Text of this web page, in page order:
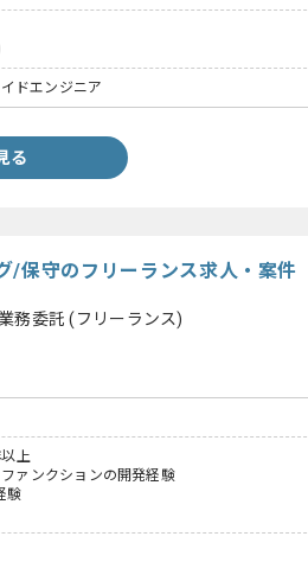
ドエンジニア
る
/保守のフリーランス求人・案件
務委託(フリーランス)
上
ァンクションの開発経験
験